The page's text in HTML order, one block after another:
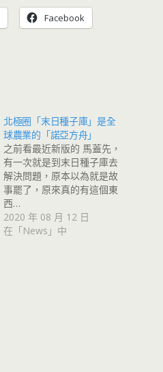
Facebook
北極圈「末日種子庫」是全
球農業的「諾亞方舟」
之前看最近新版的 馬蓋先，
有一次就是到末日種子庫去
解決問題，原本以為就是故
事罷了，原來真的有這個東
西…
2020 年 08 月 12 日
在「News」中